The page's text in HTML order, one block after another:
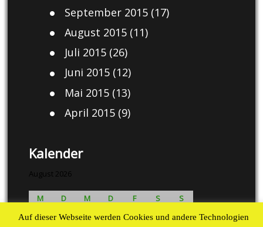
September 2015(17)
August 2015(11)
Juli 2015(26)
Juni 2015(12)
Mai 2015(13)
April 2015(9)
Kalender
August 2026
M D M D F S
S
1
2
Auf dieser Webseite werden Cookies und andere Technologien